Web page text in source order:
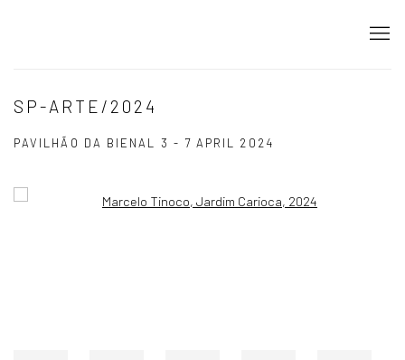
SP-ARTE/2024
PAVILHÃO DA BIENAL 3 - 7 APRIL 2024
Open a larger version of the following image in a popup: